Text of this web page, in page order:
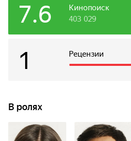
Кинопоиск
7.6 403 029
Рецензии
1
В ролях